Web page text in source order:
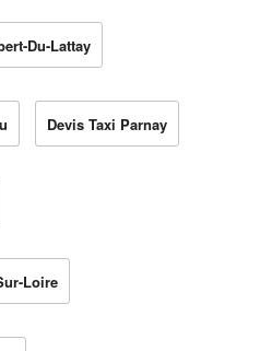
Du-Lattay
Devis Taxi Parnay
Loire